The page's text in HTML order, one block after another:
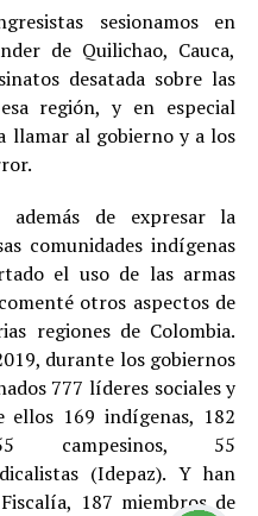
sesionamos en
de Quilichao, Cauca,
desatada sobre las
región, y en especial
llamar al gobierno y a los
de expresar la
comunidades indígenas
el uso de las armas
otros aspectos de
regiones de Colombia.
durante los gobiernos
777 líderes sociales y
ellos 169 indígenas, 182
55 campesinos, 55
(Idepaz). Y han
187 miembros de